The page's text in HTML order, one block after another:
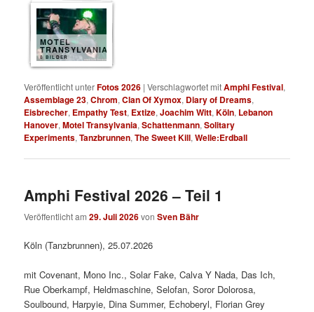
MOTEL
TRANSYLVANIA
8 BILDER
Veröffentlicht unterFotos 2026 |Verschlagwortet mitAmphi Festival,
Assemblage 23,Chrom,Clan Of Xymox, Diary of Dreams,
Eisbrecher, Empathy Test, Extize,Joachim Witt,Köln, Lebanon
Hanover,Motel Transylvania,Schattenmann,Solitary
Experiments,Tanzbrunnen,The Sweet Kill,Welle:Erdball
Amphi Festival 2026 – Teil 1
Veröffentlicht am29. Juli 2026vonSven Bähr
Köln (Tanzbrunnen), 25.07.2026
mit Covenant, Mono Inc., Solar Fake, Calva Y Nada, Das Ich,
Rue Oberkampf, Heldmaschine, Selofan, Soror Dolorosa,
Soulbound, Harpyie, Dina Summer, Echoberyl, Florian Grey